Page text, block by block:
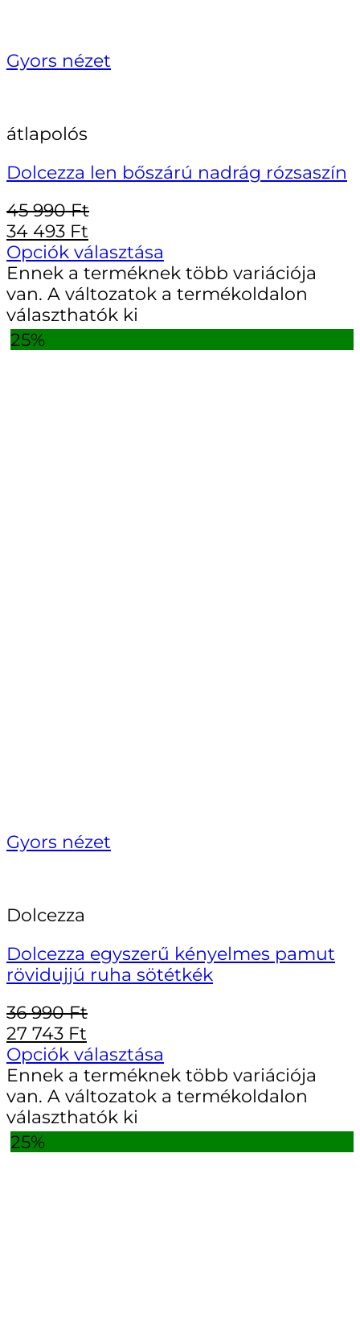
Gyors nézet
átlapolós
Dolcezza len bőszárú nadrág rózsaszín
45 990Ft
34 493 Ft
Opciók választása
Ennek a terméknek több variációja
van. A változatok a termékoldalon
választhatók ki
25%
Gyors nézet
Dolcezza
Dolcezza egyszerű kényelmes pamut
rövidujjú ruha sötétkék
36 990Ft
27 743 Ft
Opciók választása
Ennek a terméknek több variációja
van. A változatok a termékoldalon
választhatók ki
25%